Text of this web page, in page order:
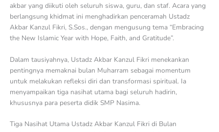
akbar yang diikuti oleh seluruh siswa, guru, dan staf. Acara yang
berlangsung khidmat ini menghadirkan penceramah Ustadz
Akbar Kanzul Fikri, S.Sos., dengan mengusung tema “Embracing
the New Islamic Year with Hope, Faith, and Gratitude”.
Dalam tausiyahnya, Ustadz Akbar Kanzul Fikri menekankan
pentingnya memaknai bulan Muharram sebagai momentum
untuk melakukan refleksi diri dan transformasi spiritual. Ia
menyampaikan tiga nasihat utama bagi seluruh hadirin,
khususnya para peserta didik SMP Nasima.
Tiga Nasihat Utama Ustadz Akbar Kanzul Fikri di Bulan